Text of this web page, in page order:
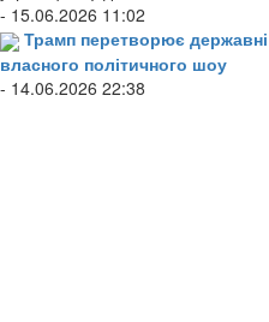
- 15.06.2026 11:02
Трамп перетворює
власного політичного шоу
- 14.06.2026 22:38